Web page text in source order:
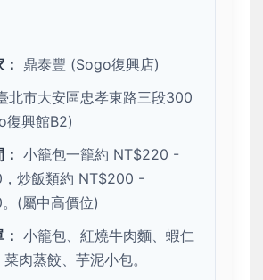
鼎泰豐 (Sogo復興店)
北市大安區忠孝東路三段300
復興館B2)
小籠包一籠約 NT$220 -
炒飯類約 NT$200 -
(屬中高價位)
小籠包、紅燒牛肉麵、蝦仁
肉蒸餃、芋泥小包。